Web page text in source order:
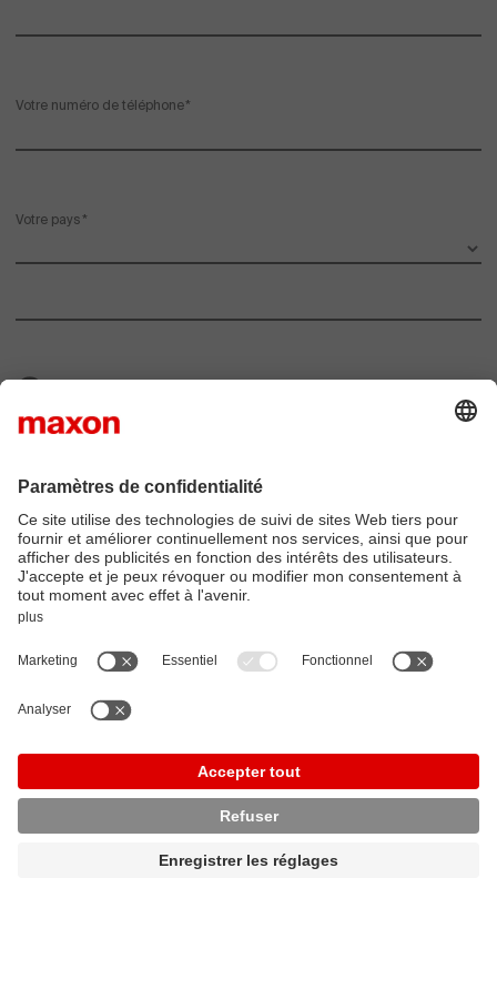
Votre numéro de téléphone
Votre pays
J'accepte de recevoir des notifications de
maxon Group. *
Vous pouvez vous désabonner de ces notifications à
tout moment. Pour plus d'informations sur la façon de
vous désinscrire, nos pratiques de confidentialité et la
manière dont nous protégeons et respectons votre vie
privée, veuillez consulter notre Politique de
confidentialité.
Envoyer votre demande
* obligatoire